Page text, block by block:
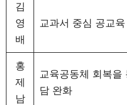
김
영
배
교과서 중심 공교
홍
제
남
교육공동체 회복을
담 완화